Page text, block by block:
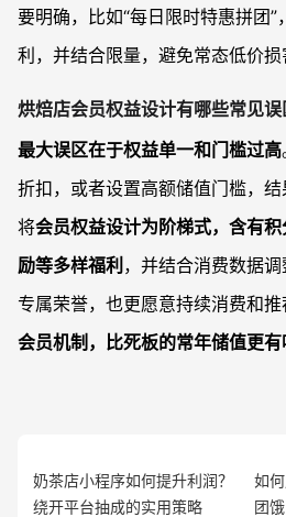
要明确，比如“每日限时特惠拼团
利，并结合限量，避免常态低价损
烘焙店会员权益设计有哪些常见误
最大误区在于权益单一和门槛过高
折扣，或者设置高额储值门槛，
将会员权益设计为阶梯式，含有
励等多样福利 ，并结合消费数据
专属荣誉，也更愿意持续消费和推
会员机制，比死板的常年储值更
奶茶店小程序如何提升利润？
绕开平台抽成的实用策略
如
团